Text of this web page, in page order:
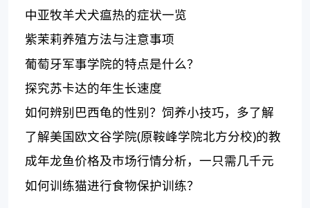
合口服的饵料和水质管理
中亚牧羊犬犬瘟热的症状一览
紫茉莉养殖方法与注意事项
葡萄牙军事学院的特点是什么？
探究苏卡达的年生长速度
如何辨别巴西龟的性别？饲养小技巧，多了解
这些特征！
了解美国欧文谷学院(原鞍峰学院北方分校)的教
育质量和课程设置
成年龙鱼价格及市场行情分析，一只需几千元
如何训练猫进行食物保护训练？